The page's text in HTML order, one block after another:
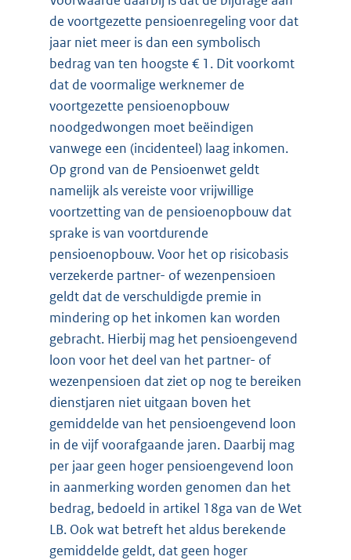
de voortgezette pensioenregeling voor dat
jaar niet meer is dan een symbolisch
bedrag van ten hoogste € 1. Dit voorkomt
dat de voormalige werknemer de
voortgezette pensioenopbouw
noodgedwongen moet beëindigen
vanwege een (incidenteel) laag inkomen.
Op grond van de Pensioenwet geldt
namelijk als vereiste voor vrijwillige
voortzetting van de pensioenopbouw dat
sprake is van voortdurende
pensioenopbouw. Voor het op risicobasis
verzekerde partner- of wezenpensioen
geldt dat de verschuldigde premie in
mindering op het inkomen kan worden
gebracht. Hierbij mag het pensioengevend
loon voor het deel van het partner- of
wezenpensioen dat ziet op nog te bereiken
dienstjaren niet uitgaan boven het
gemiddelde van het pensioengevend loon
in de vijf voorafgaande jaren. Daarbij mag
per jaar geen hoger pensioengevend loon
in aanmerking worden genomen dan het
bedrag, bedoeld in artikel 18ga van de Wet
LB. Ook wat betreft het aldus berekende
gemiddelde geldt, dat geen hoger